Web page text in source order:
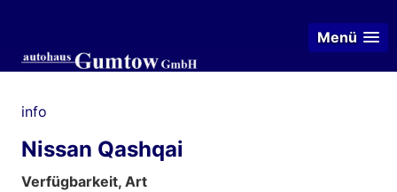
Menü
info
Nissan Qashqai
Verfügbarkeit, Art